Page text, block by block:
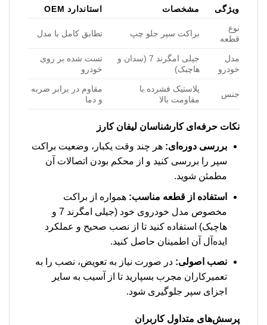
ویژگی مشخصات
استاندارد OEM
نوع
قطعه
براکت سپر جلو چپ تطابق کامل با مدل
مدل
خودرو
جیلی امگرند 7 (سدان و
هاچبک)
تست شده بر روی
خودرو
جنس
پلاستیک فشرده با
مقاومت بالا
مقاوم در برابر ضربه
و دما
نکات حرفه‌ای کارشناسان لیفان کارز
بررسی دوره‌ای: هر چند وقت یکبار، وضعیت براکت
سپر را بررسی کنید و از محکم بودن اتصالات آن
مطمئن شوید.
استفاده از قطعه مناسب: همواره از براکت
مخصوص مدل خودروی خود (جیلی امگرند 7 و
هاچبک) استفاده کنید تا از نصب صحیح و عملکرد
ایده‌آل آن اطمینان حاصل کنید.
نصب اصولی: در صورت نیاز به تعویض، نصب را به
تعمیرکاران مجرب بسپارید تا از آسیب به سایر
اجزای سپر جلوگیری شود.
پرسش‌های متداول کاربران